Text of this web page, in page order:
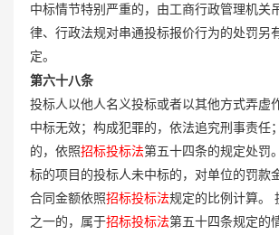
中标情节特别严重的，由工商行政管理机关
律、行政法规对串通投标报价行为的处罚另
定。
第六十八条
投标人以他人名义投标或者以其他方式弄虚
中标无效；构成犯罪的，依法追究刑事责任
的，依照招标投标法第五十四条的规定处罚
标的项目的投标人未中标的，对单位的罚款
合同金额依照招标投标法规定的比例计算。
之一的，属于招标投标法第五十四条规定的